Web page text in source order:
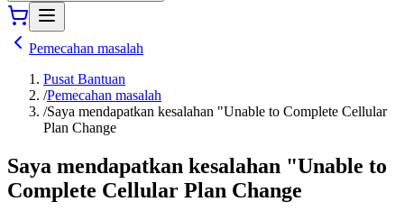
Pemecahan masalah
Pusat Bantuan
/Pemecahan masalah
/Saya mendapatkan kesalahan "Unable to Complete Cellular
Plan Change
Saya mendapatkan kesalahan "Unable to
Complete Cellular Plan Change